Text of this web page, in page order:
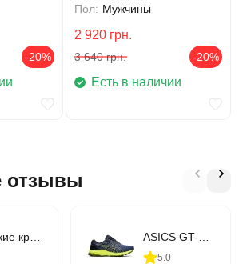
-20%
Пол: Мужчины
2 920 грн.
3 640 грн. -20%
Есть в наличии
отзывы
5.0